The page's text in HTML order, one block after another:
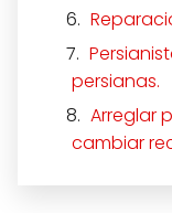
persianas.
Arreglar
cambiar